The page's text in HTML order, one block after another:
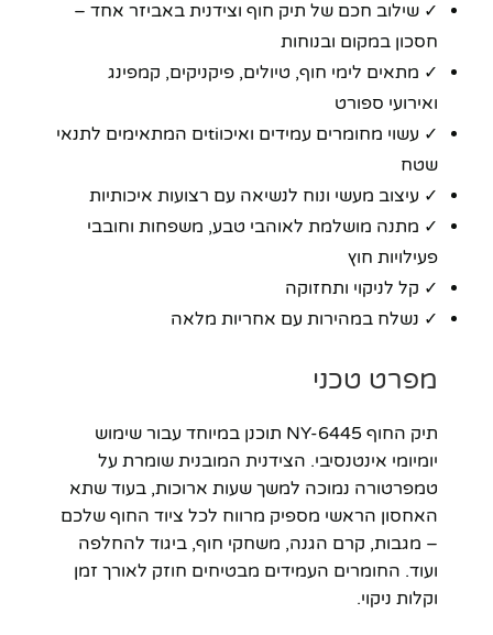
✓ שילוב חכם של תיק חוף וצידנית באביזר אחד –
חסכון במקום ובנוחות
✓ מתאים לימי חוף, טיולים, פיקניקים, קמפינג
ואירועי ספורט
✓ עשוי מחומרים עמידים ואיכוtiים המתאימים לתנאי
שטח
✓ עיצוב מעשי ונוח לנשיאה עם רצועות איכותיות
✓ מתנה מושלמת לאוהבי טבע, משפחות וחובבי
פעילויות חוץ
✓ קל לניקוי ותחזוקה
✓ נשלח במהירות עם אחריות מלאה
מפרט טכני
תיק החוף NY-6445 תוכנן במיוחד עבור שימוש
יומיומי אינטנסיבי. הצידנית המובנית שומרת על
טמפרטורה נמוכה למשך שעות ארוכות, בעוד שתא
האחסון הראשי מספיק מרווח לכל ציוד החוף שלכם
– מגבות, קרם הגנה, משחקי חוף, ביגוד להחלפה
ועוד. החומרים העמידים מבטיחים חוזק לאורך זמן
וקלות ניקוי.